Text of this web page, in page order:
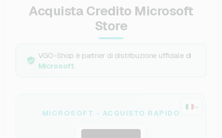
Acquista Credito Microsoft
Store
VGO-Shop è partner di distribuzione ufficiale di
Microsoft
MICROSOFT - ACQUISTO RAPIDO